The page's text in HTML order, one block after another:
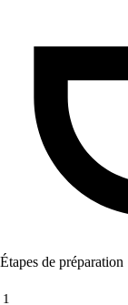
Étapes de préparation
1